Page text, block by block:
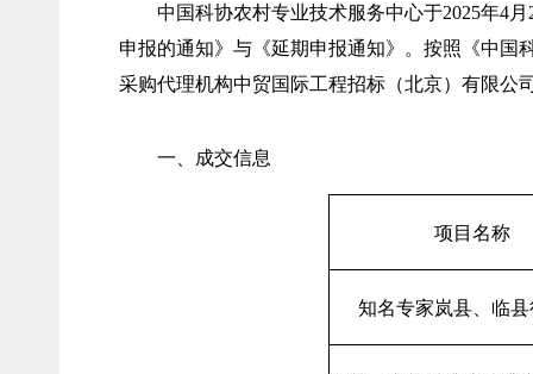
中国科协农村专业技术服务中心于2025年4
申报的通知》与《延期申报通知》。按照《中国
采购代理机构中贸国际工程招标（北京）有限公
一、成交信息
项目名称
知名专家岚县、临